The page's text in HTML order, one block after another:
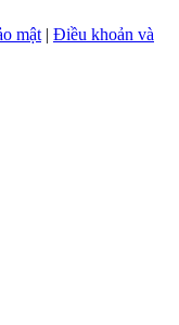
mật | Điều khoản và